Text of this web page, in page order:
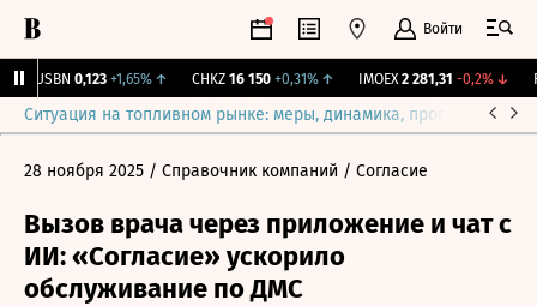
Войти
USBN 0,123 +1,65%↑ CHKZ 16 150 +0,31% ↑ IMOEX 2 281,31 -0,2%↓
Ситуация на топливном рынке: меры, динамика, прогнозы
28 ноября 2025 / Справочник компаний / Согласие
Вызов врача через приложение и чат с
ИИ: «Согласие» ускорило
обслуживание по ДМС